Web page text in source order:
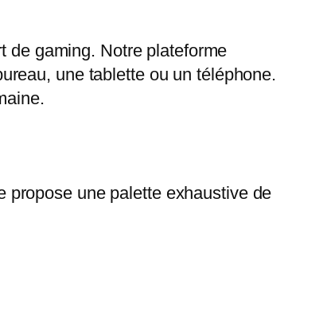
de gaming. Notre plateforme
une tablette ou un téléphone.
propose une palette exhaustive de